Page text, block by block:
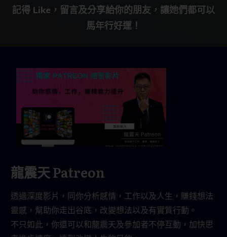
記得 Like，留言及分享給你的朋友，讓她們都可以
馬年行好運！
龍震天 Patreon
透過深度影片，同你分析感情，工作以及人生，賺錢想法
靈感，幫助你走出谷底，改變想法以及有實質行動。
不只如此，你還可以和龍震天及參加者不停互動，加快思